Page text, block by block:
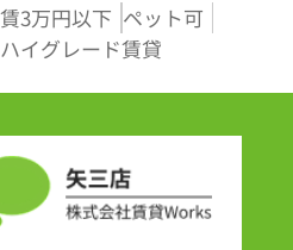
3万円以下 ペット可
イグレード賃貸